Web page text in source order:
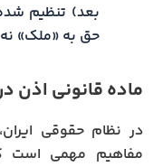
بعد) تنظیم
حق به «ملک»
ماده قانونی اذن
در نظام حقوقی
مفاهیم مهمی است